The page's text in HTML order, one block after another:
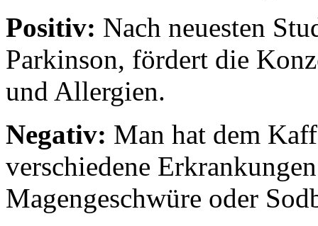
Positiv: Nach neuesten
Parkinson, fördert die
und Allergien.
Negativ: Man hat dem
verschiedene
Magengeschwüre oder